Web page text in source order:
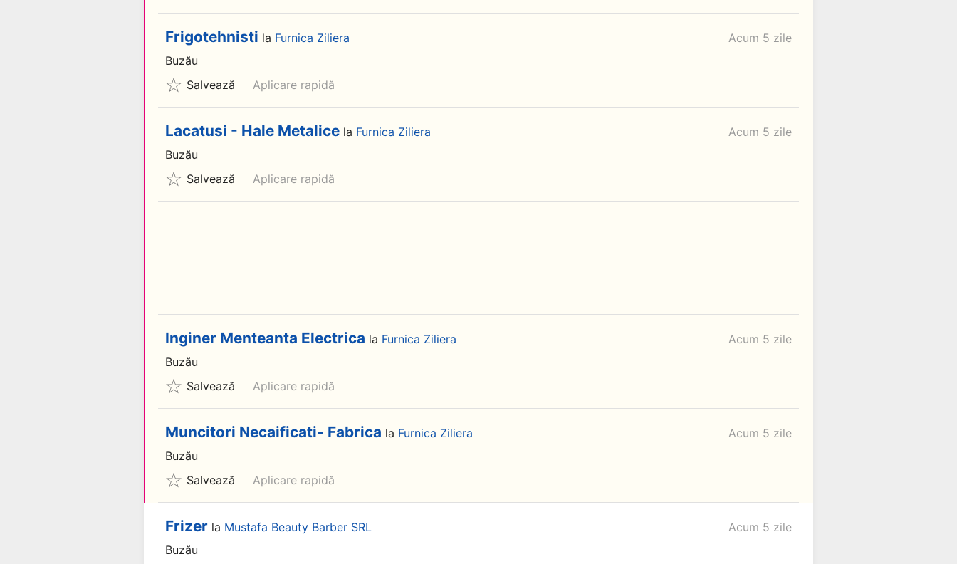
Acum 5 zile
Frigotehnisti la Furnica Ziliera
Buzău
Salvează
Aplicare rapidă
Acum 5 zile
Lacatusi - Hale Metalice la Furnica Ziliera
Buzău
Salvează
Aplicare rapidă
Acum 5 zile
Inginer Menteanta Electrica la Furnica Ziliera
Buzău
Salvează
Aplicare rapidă
Acum 5 zile
Muncitori Necaificati- Fabrica la Furnica Ziliera
Buzău
Salvează
Aplicare rapidă
Acum 5 zile
Frizer la Mustafa Beauty Barber SRL
Buzău